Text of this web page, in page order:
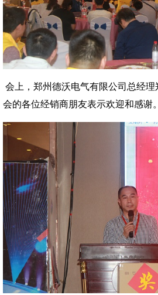
会上，郑州德沃电气有限公司总经
会的各位经销商朋友表示欢迎和感谢。